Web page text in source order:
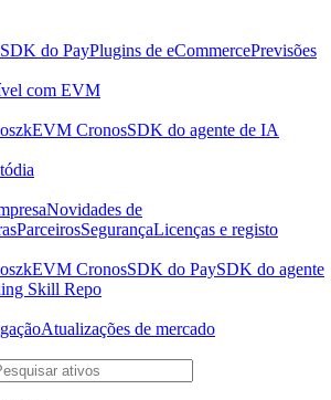
SDK do PayPlugins de eCommercePrevisões
com EVM
zkEVM CronosSDK do agente de IA
Novidades de
ParceirosSegurançaLicenças e registo
zkEVM CronosSDK do PaySDK do agente
Skill Repo
Atualizações de mercado